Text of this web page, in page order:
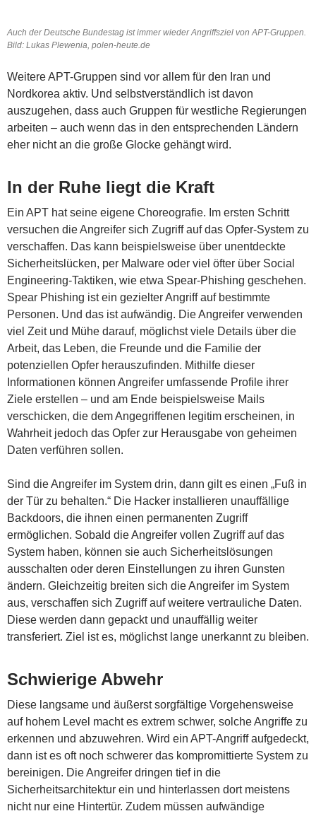
Auch der Deutsche Bundestag ist immer wieder Angriffsziel von APT-Gruppen.
Bild: Lukas Plewenia, polen-heute.de
Weitere APT-Gruppen sind vor allem für den Iran und
Nordkorea aktiv. Und selbstverständlich ist davon
auszugehen, dass auch Gruppen für westliche Regierungen
arbeiten – auch wenn das in den entsprechenden Ländern
eher nicht an die große Glocke gehängt wird.
In der Ruhe liegt die Kraft
Ein APT hat seine eigene Choreografie. Im ersten Schritt
versuchen die Angreifer sich Zugriff auf das Opfer-System zu
verschaffen. Das kann beispielsweise über unentdeckte
Sicherheitslücken, per Malware oder viel öfter über Social
Engineering-Taktiken, wie etwa Spear-Phishing geschehen.
Spear Phishing ist ein gezielter Angriff auf bestimmte
Personen. Und das ist aufwändig. Die Angreifer verwenden
viel Zeit und Mühe darauf, möglichst viele Details über die
Arbeit, das Leben, die Freunde und die Familie der
potenziellen Opfer herauszufinden. Mithilfe dieser
Informationen können Angreifer umfassende Profile ihrer
Ziele erstellen – und am Ende beispielsweise Mails
verschicken, die dem Angegriffenen legitim erscheinen, in
Wahrheit jedoch das Opfer zur Herausgabe von geheimen
Daten verführen sollen.
Sind die Angreifer im System drin, dann gilt es einen „Fuß in
der Tür zu behalten.“ Die Hacker installieren unauffällige
Backdoors, die ihnen einen permanenten Zugriff
ermöglichen. Sobald die Angreifer vollen Zugriff auf das
System haben, können sie auch Sicherheitslösungen
ausschalten oder deren Einstellungen zu ihren Gunsten
ändern. Gleichzeitig breiten sich die Angreifer im System
aus, verschaffen sich Zugriff auf weitere vertrauliche Daten.
Diese werden dann gepackt und unauffällig weiter
transferiert. Ziel ist es, möglichst lange unerkannt zu bleiben.
Schwierige Abwehr
Diese langsame und äußerst sorgfältige Vorgehensweise
auf hohem Level macht es extrem schwer, solche Angriffe zu
erkennen und abzuwehren. Wird ein APT-Angriff aufgedeckt,
dann ist es oft noch schwerer das kompromittierte System zu
bereinigen. Die Angreifer dringen tief in die
Sicherheitsarchitektur ein und hinterlassen dort meistens
nicht nur eine Hintertür. Zudem müssen aufwändige